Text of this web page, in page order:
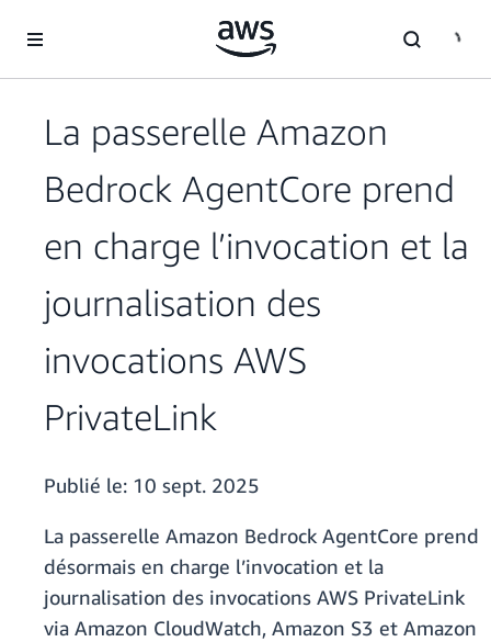
La passerelle Amazon
Bedrock AgentCore prend
en charge l’invocation et la
journalisation des
invocations AWS
PrivateLink
Publié le: 10 sept. 2025
La passerelle Amazon Bedrock AgentCore prend
désormais en charge l’invocation et la
journalisation des invocations AWS PrivateLink
via Amazon CloudWatch, Amazon S3 et Amazon